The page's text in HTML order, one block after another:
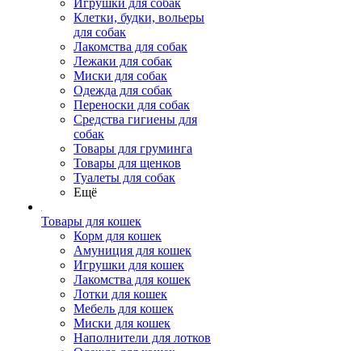
Игрушки для собак
Клетки, будки, вольеры
для собак
Лакомства для собак
Лежаки для собак
Миски для собак
Одежда для собак
Переноски для собак
Средства гигиены для
собак
Товары для груминга
Товары для щенков
Туалеты для собак
Ещё
Товары для кошек
Корм для кошек
Амуниция для кошек
Игрушки для кошек
Лакомства для кошек
Лотки для кошек
Мебель для кошек
Миски для кошек
Наполнители для лотков